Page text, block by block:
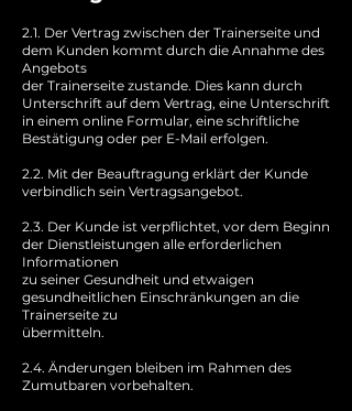
2.1. Der Vertrag zwischen der Trainerseite und
dem Kunden kommt durch die Annahme des
Angebots
der Trainerseite zustande. Dies kann durch
Unterschrift auf dem Vertrag, eine Unterschrift
in einem online Formular, eine schriftliche
Bestätigung oder per E-Mail erfolgen.
2.2. Mit der Beauftragung erklärt der Kunde
verbindlich sein Vertragsangebot.
2.3. Der Kunde ist verpflichtet, vor dem Beginn
der Dienstleistungen alle erforderlichen
Informationen
zu seiner Gesundheit und etwaigen
gesundheitlichen Einschränkungen an die
Trainerseite zu
übermitteln.
2.4. Änderungen bleiben im Rahmen des
Zumutbaren vorbehalten.